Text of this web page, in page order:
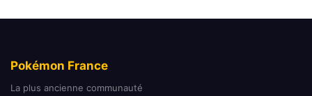
Pokémon France
La plus ancienne communauté